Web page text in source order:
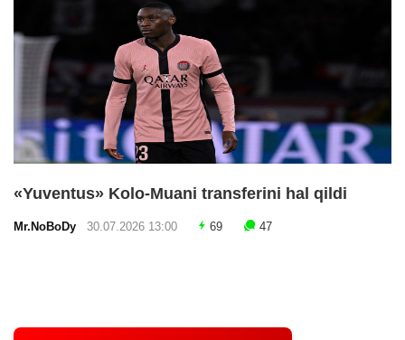
«Yuventus» Kolo-Muani transferini hal qildi
Mr.NoBoDy 30.07.2026 13:00 69 47